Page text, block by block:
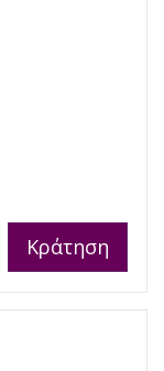
Κράτηση